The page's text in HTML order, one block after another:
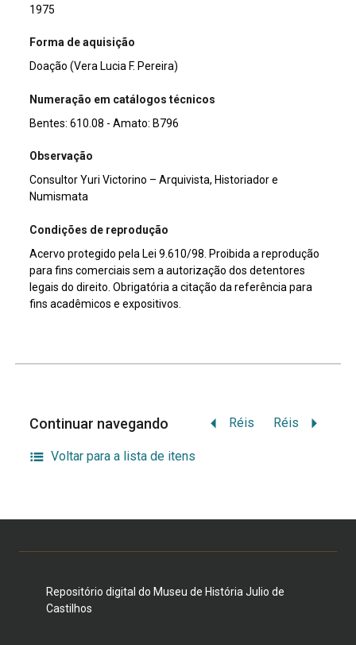
1975
Forma de aquisição
Doação (Vera Lucia F. Pereira)
Numeração em catálogos técnicos
Bentes: 610.08 - Amato: B796
Observação
Consultor Yuri Victorino – Arquivista, Historiador e
Numismata
Condições de reprodução
Acervo protegido pela Lei 9.610/98. Proibida a reprodução
para fins comerciais sem a autorização dos detentores
legais do direito. Obrigatória a citação da referência para
fins acadêmicos e expositivos.
Continuar navegando Réis Réis
Voltar para a lista de itens
Repositório digital do Museu de História Julio de
Castilhos